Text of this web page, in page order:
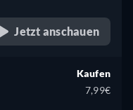
Jetzt anschauen
Kaufen
7,99€